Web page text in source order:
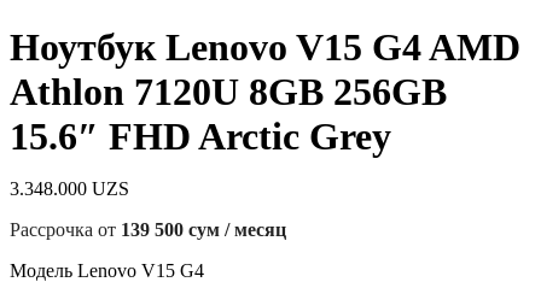
Ноутбук Lenovo V15 G4 AMD
Athlon 7120U 8GB 256GB
15.6″ FHD Arctic Grey
3.348.000 UZS
Рассрочка от 139 500 сум / месяц
Модель Lenovo V15 G4